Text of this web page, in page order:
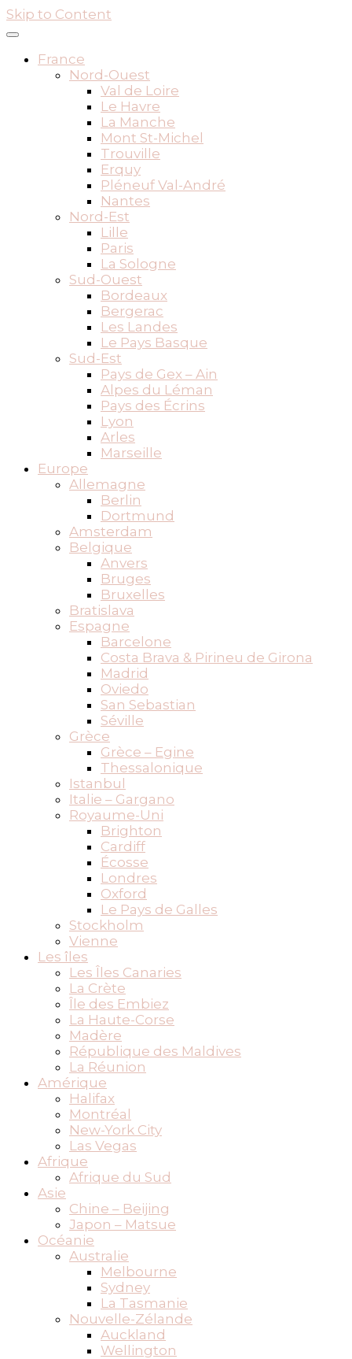
Skip to Content
France
Nord-Ouest
Val de Loire
Le Havre
La Manche
Mont St-Michel
Trouville
Erquy
Pléneuf Val-André
Nantes
Nord-Est
Lille
Paris
La Sologne
Sud-Ouest
Bordeaux
Bergerac
Les Landes
Le Pays Basque
Sud-Est
Pays de Gex – Ain
Alpes du Léman
Pays des Écrins
Lyon
Arles
Marseille
Europe
Allemagne
Berlin
Dortmund
Amsterdam
Belgique
Anvers
Bruges
Bruxelles
Bratislava
Espagne
Barcelone
Costa Brava & Pirineu de Girona
Madrid
Oviedo
San Sebastian
Séville
Grèce
Grèce – Egine
Thessalonique
Istanbul
Italie – Gargano
Royaume-Uni
Brighton
Cardiff
Écosse
Londres
Oxford
Le Pays de Galles
Stockholm
Vienne
Les îles
Les Îles Canaries
La Crète
Île des Embiez
La Haute-Corse
Madère
République des Maldives
La Réunion
Amérique
Halifax
Montréal
New-York City
Las Vegas
Afrique
Afrique du Sud
Asie
Chine – Beijing
Japon – Matsue
Océanie
Australie
Melbourne
Sydney
La Tasmanie
Nouvelle-Zélande
Auckland
Wellington